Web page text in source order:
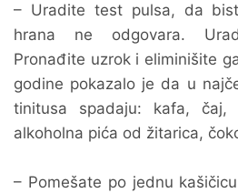
– Uradite test pulsa, da
hrana ne odgovara.
Pronađite uzrok i eliminišite
godine pokazalo je da u
tinitusa spadaju: kafa, čaj,
alkoholna pića od žitarica,
– Pomešate po jednu